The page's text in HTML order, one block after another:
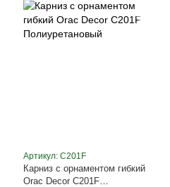
Артикул: C201F
Карниз с орнаментом гибкий
Orac Decor C201F